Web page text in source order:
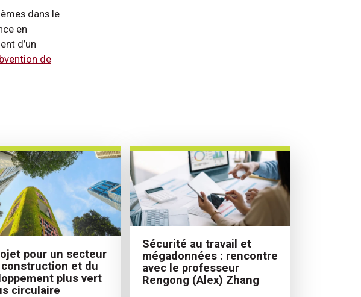
dans le
en
d’un
de
pour un secteur
construction et du
plus vert
circulaire
Sécurité au travail et
mégadonnées : rencontre
avec le professeur
Rengong (Alex) Zhang